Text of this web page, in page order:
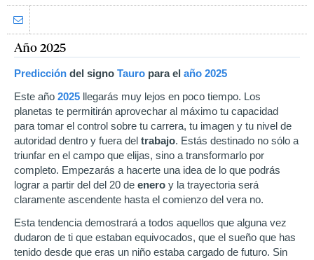
Año 2025
Predicción del signo Tauro para el año 2025
Este año 2025 llegarás muy lejos en poco tiempo. Los
planetas te permitirán aprovechar al máximo tu capacidad
para tomar el control sobre tu carrera, tu imagen y tu nivel de
autoridad dentro y fuera del trabajo. Estás destinado no sólo a
triunfar en el campo que elijas, sino a transformarlo por
completo. Empezarás a hacerte una idea de lo que podrás
lograr a partir del del 20 de enero y la trayectoria será
claramente ascendente hasta el comienzo del vera no.
Esta tendencia demostrará a todos aquellos que alguna vez
dudaron de ti que estaban equivocados, que el sueño que has
tenido desde que eras un niño estaba cargado de futuro. Sin